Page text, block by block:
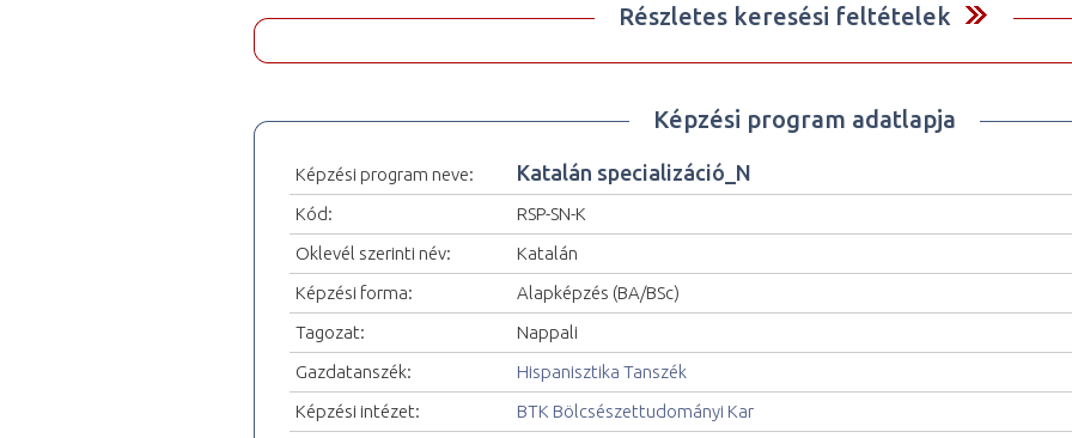
Részletes keresési feltételek
Képzési program adatlapja
Képzési program neve: Katalán specializáció_N
Kód:
RSP-SN-K
Oklevél szerinti név:
Katalán
Képzési forma:
Alapképzés (BA/BSc)
Tagozat:
Nappali
Gazdatanszék:
Hispanisztika Tanszék
Képzési intézet:
BTK Bölcsészettudományi Kar